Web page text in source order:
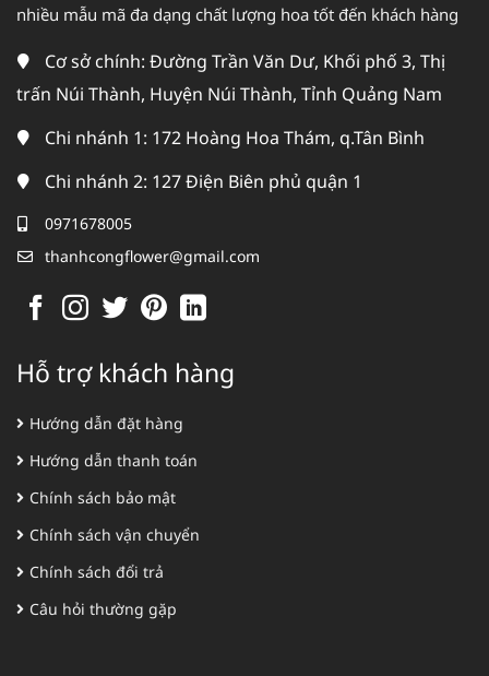
nhiều mẫu mã đa dạng chất lượng hoa tốt đến khách hàng
Cơ sở chính: Đường Trần Văn Dư, Khối phố 3, Thị
trấn Núi Thành, Huyện Núi Thành, Tỉnh Quảng Nam
Chi nhánh 1: 172 Hoàng Hoa Thám, q.Tân Bình
Chi nhánh 2: 127 Điện Biên phủ quận 1
0971678005
thanhcongflower@gmail.com
Hỗ trợ khách hàng
Hướng dẫn đặt hàng
Hướng dẫn thanh toán
Chính sách bảo mật
Chính sách vận chuyển
Chính sách đổi trả
Câu hỏi thường gặp